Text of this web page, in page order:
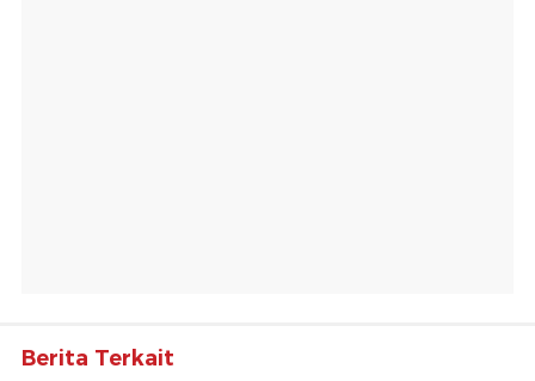
Berita Terkait